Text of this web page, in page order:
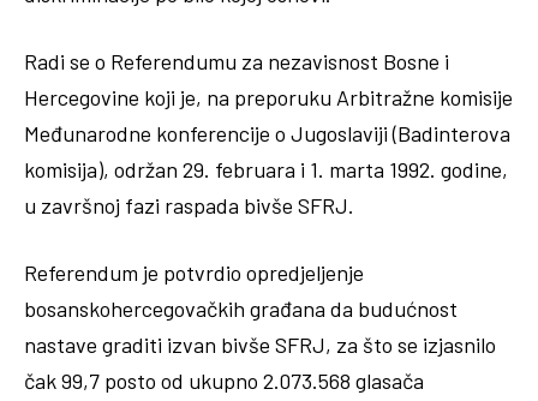
Radi se o Referendumu za nezavisnost Bosne i
Hercegovine koji je, na preporuku Arbitražne komisije
Međunarodne konferencije o Jugoslaviji (Badinterova
komisija), održan 29. februara i 1. marta 1992. godine,
u završnoj fazi raspada bivše SFRJ.
Referendum je potvrdio opredjeljenje
bosanskohercegovačkih građana da budućnost
nastave graditi izvan bivše SFRJ, za što se izjasnilo
čak 99,7 posto od ukupno 2.073.568 glasača